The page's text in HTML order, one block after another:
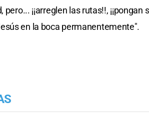
¡¡arreglen las rutas!!,
en la boca permanentemente".